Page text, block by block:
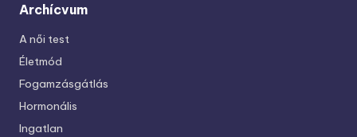
Archícvum
A női test
Életmód
Fogamzásgátlás
Hormonális
Ingatlan